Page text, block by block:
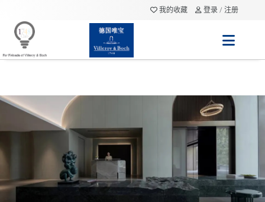
我的收藏 登录 / 注册